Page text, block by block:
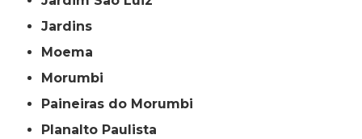
Jardins
Moema
Morumbi
Paineiras do Morumbi
Planalto Paulista